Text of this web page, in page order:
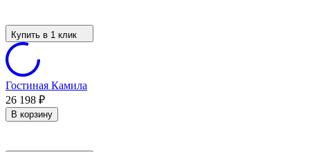
Купить в 1 клик
Гостиная Камила
26 198 ₽
В корзину